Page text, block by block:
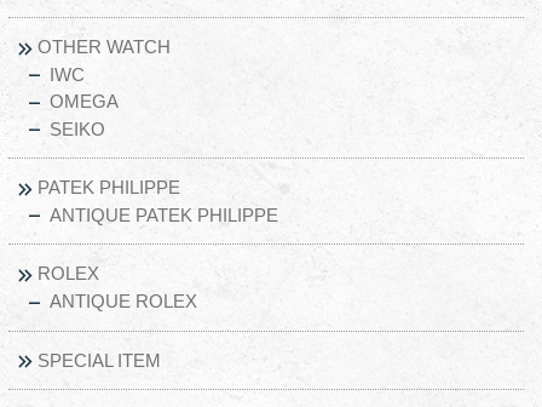
OTHER WATCH
IWC
OMEGA
SEIKO
PATEK PHILIPPE
ANTIQUE PATEK PHILIPPE
ROLEX
ANTIQUE ROLEX
SPECIAL ITEM